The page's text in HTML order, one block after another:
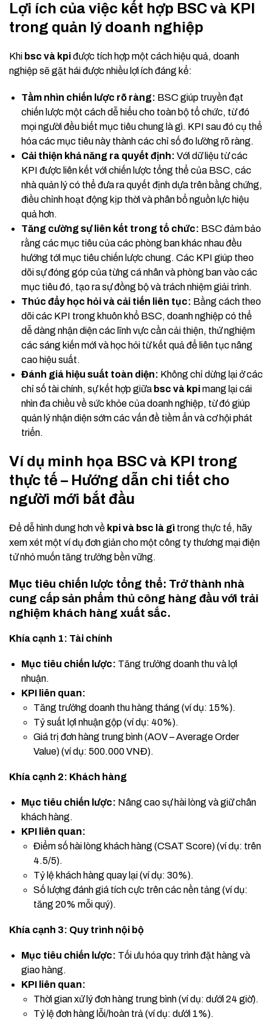
Lợi ích của việc kết hợp BSC và KPI
trong quản lý doanh nghiệp
Khi bsc và kpiđược tích hợp một cách hiệu quả, doanh
nghiệp sẽ gặt hái được nhiều lợi ích đáng kể:
Tầm nhìn chiến lược rõ ràng: BSC giúp truyền đạt
chiến lược một cách dễ hiểu cho toàn bộ tổ chức, từ đó
mọi người đều biết mục tiêu chung là gì. KPI sau đó cụ thể
hóa các mục tiêu này thành các chỉ số đo lường rõ ràng.
Cải thiện khả năng ra quyết định: Với dữ liệu từ các
KPI được liên kết với chiến lược tổng thể của BSC, các
nhà quản lý có thể đưa ra quyết định dựa trên bằng chứng,
điều chỉnh hoạt động kịp thời và phân bổ nguồn lực hiệu
quả hơn.
Tăng cường sự liên kết trong tổ chức: BSC đảm bảo
rằng các mục tiêu của các phòng ban khác nhau đều
hướng tới mục tiêu chiến lược chung. Các KPI giúp theo
dõi sự đóng góp của từng cá nhân và phòng ban vào các
mục tiêu đó, tạo ra sự đồng bộ và trách nhiệm giải trình.
Thúc đẩy học hỏi và cải tiến liên tục: Bằng cách theo
dõi các KPI trong khuôn khổ BSC, doanh nghiệp có thể
dễ dàng nhận diện các lĩnh vực cần cải thiện, thử nghiệm
các sáng kiến mới và học hỏi từ kết quả để liên tục nâng
cao hiệu suất.
Đánh giá hiệu suất toàn diện: Không chỉ dừng lại ở các
chỉ số tài chính, sự kết hợp giữa bsc và kpimang lại cái
nhìn đa chiều về sức khỏe của doanh nghiệp, từ đó giúp
quản lý nhận diện sớm các vấn đề tiềm ẩn và cơ hội phát
triển.
Ví dụ minh họa BSC và KPI trong
thực tế – Hướng dẫn chi tiết cho
người mới bắt đầu
Để dễ hình dung hơn về kpi và bsc là gì trong thực tế, hãy
xem xét một ví dụ đơn giản cho một công ty thương mại điện
tử nhỏ muốn tăng trưởng bền vững.
Mục tiêu chiến lược tổng thể: Trở thành nhà
cung cấp sản phẩm thủ công hàng đầu với trải
nghiệm khách hàng xuất sắc.
Khía cạnh 1: Tài chính
Mục tiêu chiến lược: Tăng trưởng doanh thu và lợi
nhuận.
KPI liên quan:
Tăng trưởng doanh thu hàng tháng (ví dụ: 15%).
Tỷ suất lợi nhuận gộp (ví dụ: 40%).
Giá trị đơn hàng trung bình (AOV – Average Order
Value) (ví dụ: 500.000 VNĐ).
Khía cạnh 2: Khách hàng
Mục tiêu chiến lược: Nâng cao sự hài lòng và giữ chân
khách hàng.
KPI liên quan:
Điểm số hài lòng khách hàng (CSAT Score) (ví dụ: trên
4.5/5).
Tỷ lệ khách hàng quay lại (ví dụ: 30%).
Số lượng đánh giá tích cực trên các nền tảng (ví dụ:
tăng 20% mỗi quý).
Khía cạnh 3: Quy trình nội bộ
Mục tiêu chiến lược: Tối ưu hóa quy trình đặt hàng và
giao hàng.
KPI liên quan:
Thời gian xử lý đơn hàng trung bình (ví dụ: dưới 24 giờ).
Tỷ lệ đơn hàng lỗi/hoàn trả (ví dụ: dưới 1%).